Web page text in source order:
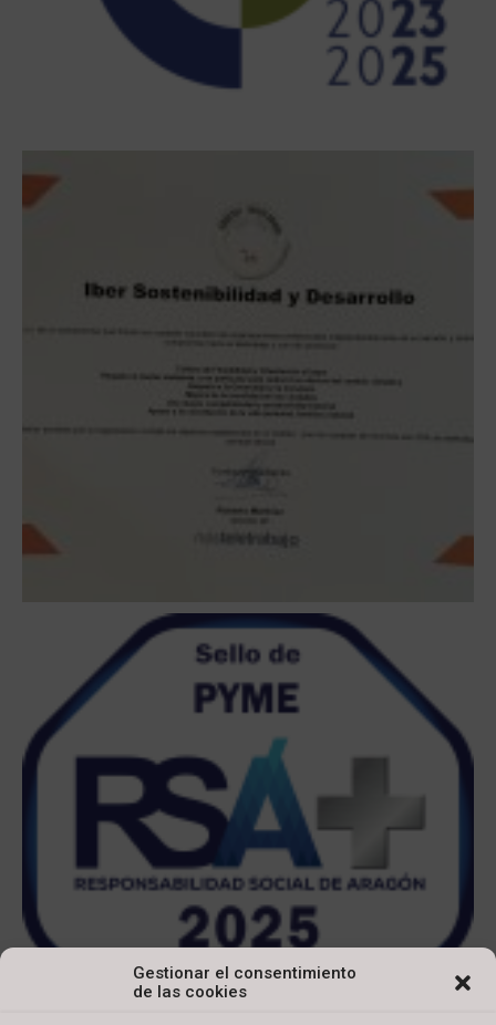
Gestionar el consentimiento
de las cookies